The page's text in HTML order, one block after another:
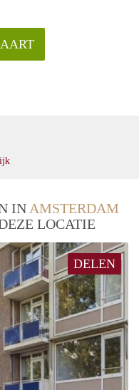
IN AMSTERDAM
LOCATIE
DELEN